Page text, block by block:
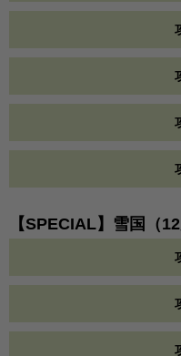
【SPECIAL】雪国（12